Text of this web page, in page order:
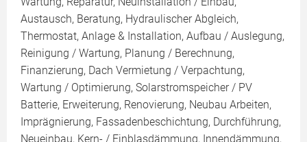
Austausch, Beratung, Hydraulischer Abgleich,
Thermostat, Anlage & Installation, Aufbau / Auslegung,
Reinigung / Wartung, Planung / Berechnung,
Finanzierung, Dach Vermietung / Verpachtung,
Wartung / Optimierung, Solarstromspeicher / PV
Batterie, Erweiterung, Renovierung, Neubau Arbeiten,
Imprägnierung, Fassadenbeschichtung, Durchführung,
Neueinbau, Kern- / Einblasdämmung, Innendämmung,